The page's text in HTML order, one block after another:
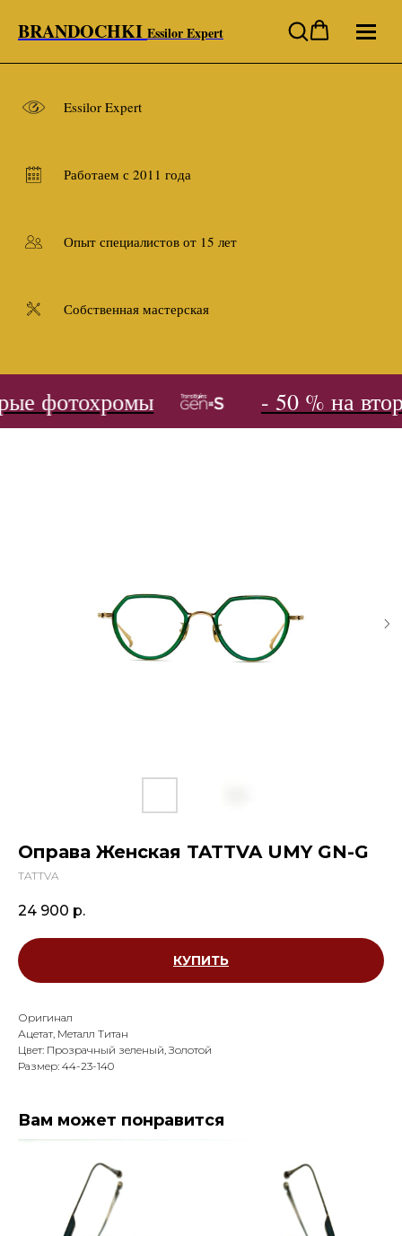
BRANDOCHKI Essilor Expert
Essilor Expert
Работаем с 2011 года
Опыт специалистов от 15 лет
Собственная мастерская
фотохромы - 50 % на
Оправа Женская TATTVA UMY GN-G
TATTVA
24 900 р.
КУПИТЬ
Оригинал
Ацетат, Металл Титан
Цвет: Прозрачный зеленый, Золотой
Размер: 44-23-140
Вам может понравится